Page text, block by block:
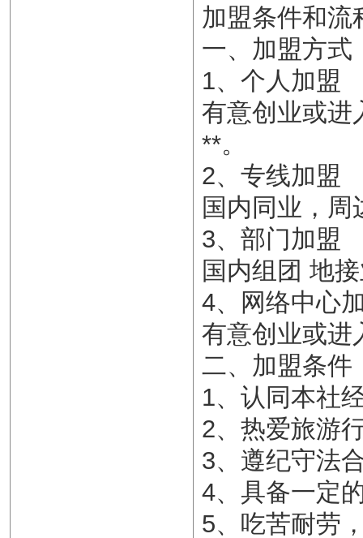
加盟条件和流
一、加盟方式
1、个人加盟
有意创业或进
**。
2、专线加盟
国内同业，
3、部门加盟
国内组团 地
4、网络中心
有意创业或进
二、加盟条件
1、认同本社
2、热爱旅游
3、遵纪守法
4、具备一定
5、吃苦耐劳